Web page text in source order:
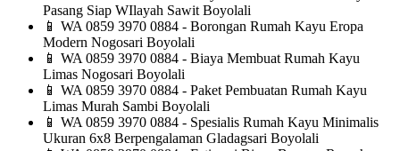
Pasang Siap WIlayah Sawit Boyolali
📱 WA 0859 3970 0884 - Borongan Rumah Kayu Eropa
Modern Nogosari Boyolali
📱 WA 0859 3970 0884 - Biaya Membuat Rumah Kayu
Limas Nogosari Boyolali
📱 WA 0859 3970 0884 - Paket Pembuatan Rumah Kayu
Limas Murah Sambi Boyolali
📱 WA 0859 3970 0884 - Spesialis Rumah Kayu Minimalis
Ukuran 6x8 Berpengalaman Gladagsari Boyolali